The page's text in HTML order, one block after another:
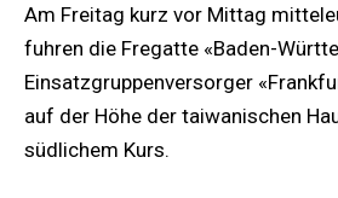
Am Freitag kurz vor Mittag
fuhren die Fregatte «Baden-
Einsatzgruppenversorger
auf der Höhe der taiwanischen
südlichem Kurs.